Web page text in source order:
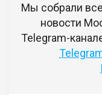
Мы собрали
новости
Telegram-